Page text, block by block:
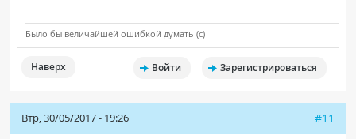
Было бы величайшей ошибкой думать (с)
Наверх Войти Зарегистрироваться
Втр, 30/05/2017 - 19:26 #11